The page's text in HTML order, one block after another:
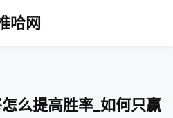
哈网
么提高胜率_如何只赢